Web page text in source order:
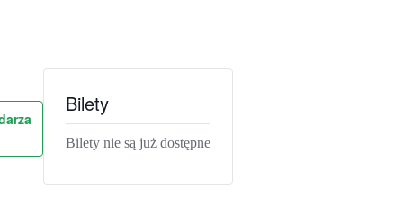
Bilety
Bilety nie są już dostępne